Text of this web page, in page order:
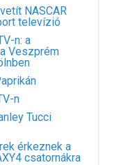
NASCAR
televízió
n: a
Veszprém
n
Tucci
érkeznek a
csatornákra